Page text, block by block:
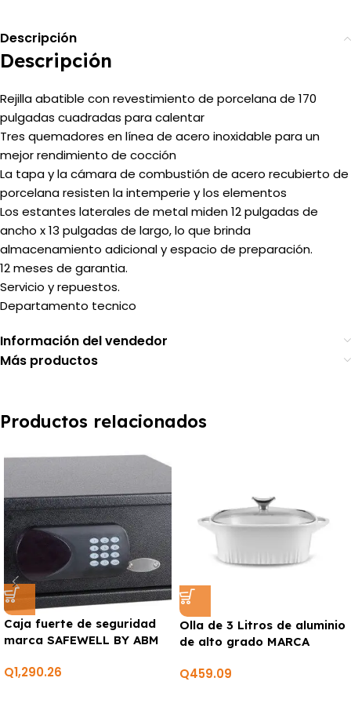
Descripción
Descripción
Rejilla abatible con revestimiento de porcelana de 170
pulgadas cuadradas para calentar
Tres quemadores en línea de acero inoxidable para un
mejor rendimiento de cocción
La tapa y la cámara de combustión de acero recubierto de
porcelana resisten la intemperie y los elementos
Los estantes laterales de metal miden 12 pulgadas de
ancho x 13 pulgadas de largo, lo que brinda
almacenamiento adicional y espacio de preparación.
12 meses de garantia.
Servicio y repuestos.
Departamento tecnico
Información del vendedor
Más productos
Productos relacionados
Caja fuerte de seguridad
marca SAFEWELL BY ABM
Q1,290.26
Olla de 3 Litros de aluminio
de alto grado MARCA
Q459.09